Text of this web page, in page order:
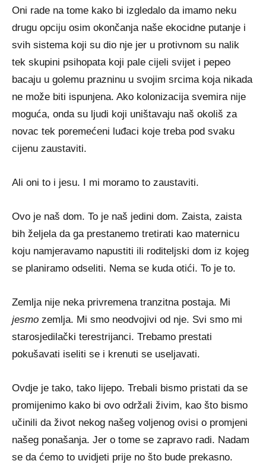
Oni rade na tome kako bi izgledalo da imamo neku
drugu opciju osim okončanja naše ekocidne putanje i
svih sistema koji su dio nje jer u protivnom su nalik
tek skupini psihopata koji pale cijeli svijet i pepeo
bacaju u golemu prazninu u svojim srcima koja nikada
ne može biti ispunjena. Ako kolonizacija svemira nije
moguća, onda su ljudi koji uništavaju naš okoliš za
novac tek poremećeni luđaci koje treba pod svaku
cijenu zaustaviti.
Ali oni to i jesu. I mi moramo to zaustaviti.
Ovo je naš dom. To je naš jedini dom. Zaista, zaista
bih željela da ga prestanemo tretirati kao maternicu
koju namjeravamo napustiti ili roditeljski dom iz kojeg
se planiramo odseliti. Nema se kuda otići. To je to.
Zemlja nije neka privremena tranzitna postaja. Mi
jesmo zemlja. Mi smo neodvojivi od nje. Svi smo mi
starosjedilački terestrijanci. Trebamo prestati
pokušavati iseliti se i krenuti se useljavati.
Ovdje je tako, tako lijepo. Trebali bismo pristati da se
promijenimo kako bi ovo održali živim, kao što bismo
učinili da život nekog našeg voljenog ovisi o promjeni
našeg ponašanja. Jer o tome se zapravo radi. Nadam
se da ćemo to uvidjeti prije no što bude prekasno.